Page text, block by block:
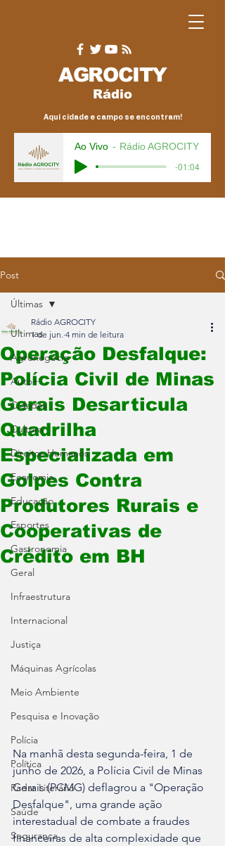
AGROCITY
Rádio
Aqui cidade e campo se encontram!
Ao Vivo Rádio AGROCITY
-01:04
Post
Últimas
Agronegócio
Auto+
Cidades
Cultura
Direitos Humanos
Economia
Educação
Esportes
Gastronomia
Geral
Infraestrutura
Internacional
Justiça
Máquinas Agrícolas
Meio Ambiente
Pesquisa e Inovação
Polícia
Política
Radar Literário
Saúde
Segurança
Últimas
Operação Desfalque:
Polícia Civil de Minas
Gerais Desarticula
Quadrilha
Especializada em
Golpes Contra
Produtores Rurais e
Cooperativas de
Crédito em BH
Rádio AGROCITY
1 de jun. 4 min de leitura
Na manhã desta segunda-feira, 1 de
junho de 2026, a Polícia Civil de Minas
Gerais (PCMG) deflagrou a "Operação
Desfalque", uma grande ação
interestadual de combate a fraudes
financeiras de alta complexidade que